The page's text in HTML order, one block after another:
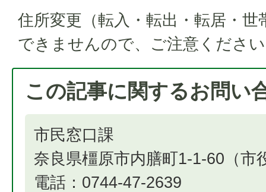
住所変更（転入・転出・転居・
できませんので、ご注意くださ
この記事に関するお問い
市民窓口課
奈良県橿原市内膳町1-1-60（市
電話：0744-47-2639